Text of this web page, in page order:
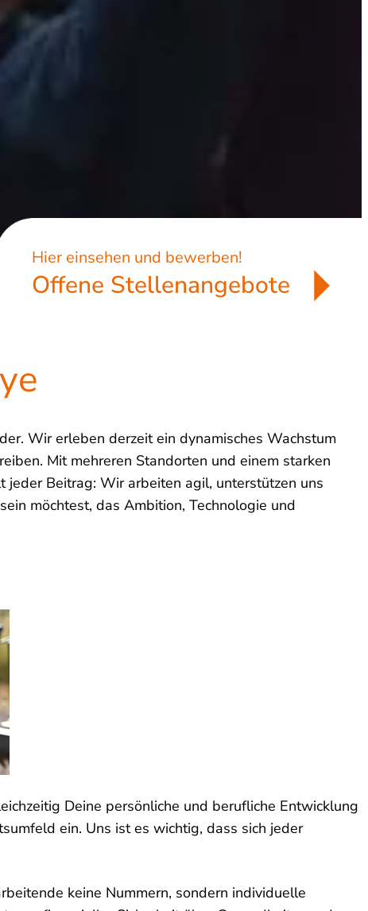
Hier einsehen und bewerben!
Offene Stellenangebote
Wir erleben derzeit ein dynamisches Wachstum
Mit mehreren Standorten und einem starken
Beitrag: Wir arbeiten agil, unterstützen uns
möchtest, das Ambition, Technologie und
Deine persönliche und berufliche Entwicklung
ein. Uns ist es wichtig, dass sich jeder
keine Nummern, sondern individuelle